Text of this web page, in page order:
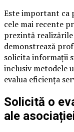
Este important ca
cele mai recente
prezintă
demonstrează
solicita informații
inclusiv metodele
evalua eficiența
Solicită o
ale